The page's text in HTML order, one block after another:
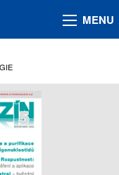
MENU